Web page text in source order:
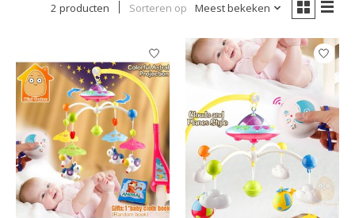
2 producten Sorteren op Meest bekeken